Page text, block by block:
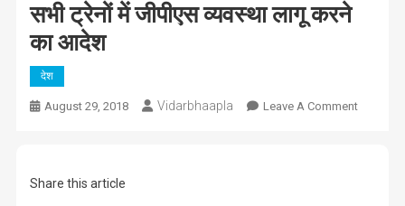
सभी ट्रेनों में जीपीएस व्यवस्था लागू करने
का आदेश
देश
August 29, 2018 Vidarbhaapla Leave A CommentOn
Share this article